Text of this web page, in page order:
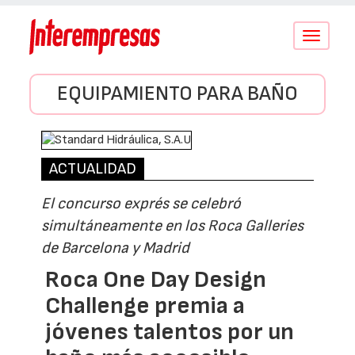
Conmutar
EQUIPAMIENTO PARA BAÑO
ACTUALIDAD
El concurso exprés se celebró
simultáneamente en los Roca Galleries
de Barcelona y Madrid
Roca One Day Design
Challenge premia a
jóvenes talentos por un